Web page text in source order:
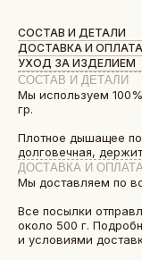
СОСТАВ И ДЕТАЛИ
ДОСТАВКА И ОПЛАТА
УХОД ЗА ИЗДЕЛИЕМ
СОСТАВ И ДЕТАЛИ
Мы используем
гр.
Плотное дышащее
долговечная,
ДОСТАВКА И
Мы доставляем по
Все посылки
около 500 г.
и условиями